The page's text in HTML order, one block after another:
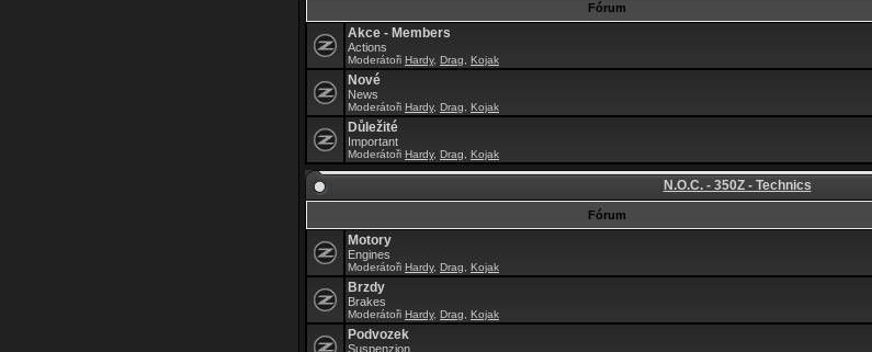
Fórum
Akce - Members
Actions
Moderátoři Hardy, Drag Kojak
Nové
News
Moderátoři Hardy, Drag Kojak
Důležité
Important
Moderátoři Hardy, Drag Kojak
N.O.C. - 350Z - Technics
Fórum
Motory
Engines
Moderátoři Hardy, Drag Kojak
Brzdy
Brakes
Moderátoři Hardy, Drag Kojak
Podvozek
Suspenzion